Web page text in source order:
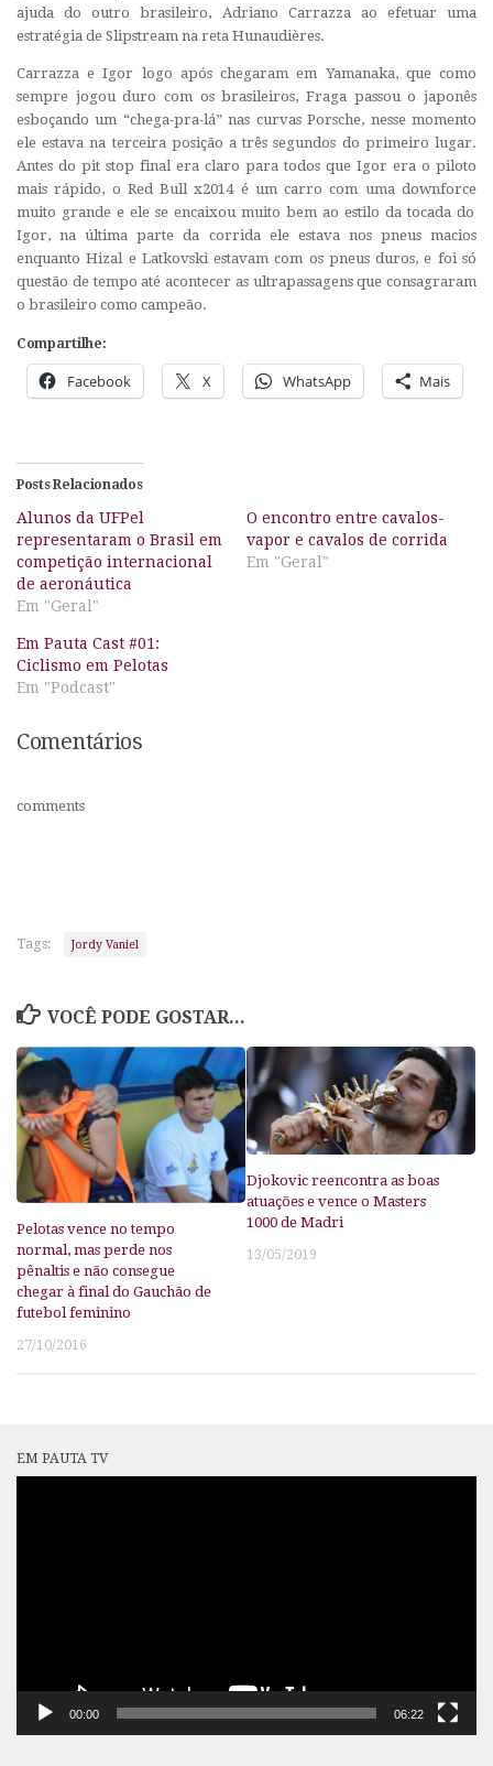
ajuda do outro brasileiro, Adriano Carrazza ao efetuar uma
estratégia de Slipstream na reta Hunaudières.
Carrazza e Igor logo após chegaram em Yamanaka, que como
sempre jogou duro com os brasileiros, Fraga passou o japonês
esboçando um “chega-pra-lá” nas curvas Porsche, nesse momento
ele estava na terceira posição a três segundos do primeiro lugar.
Antes do pit stop final era claro para todos que Igor era o piloto
mais rápido, o Red Bull x2014 é um carro com uma downforce
muito grande e ele se encaixou muito bem ao estilo da tocada do
Igor, na última parte da corrida ele estava nos pneus macios
enquanto Hizal e Latkovski estavam com os pneus duros, e foi só
questão de tempo até acontecer as ultrapassagens que consagraram
o brasileiro como campeão.
Compartilhe:
Facebook X WhatsApp Mais
Posts Relacionados
Alunos da UFPel
representaram o Brasil em
competição internacional
de aeronáutica
Em "Geral"
O encontro entre cavalos-
vapor e cavalos de corrida
Em "Geral"
Em Pauta Cast #01:
Ciclismo em Pelotas
Em "Podcast"
Comentários
comments
Tags: Jordy Vaniel
VOCÊ PODE GOSTAR...
Pelotas vence no tempo
normal, mas perde nos
pênaltis e não consegue
chegar à final do Gauchão de
futebol feminino
27/10/2016
Djokovic reencontra as boas
atuações e vence o Masters
1000 de Madri
13/05/2019
EM PAUTA TV
00:00 06:22